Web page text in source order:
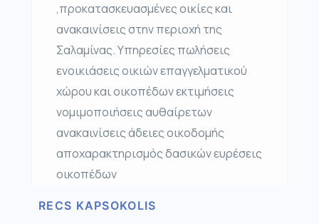
,προκατασκευασμένες οικίες και
ανακαινίσεις στην περιοχή της
Σαλαμίνας. Υπηρεσίες πωλήσεις
ενοικιάσεις οικιών επαγγελματικού
χώρου και οικοπέδων εκτιμήσεις
νομιμοποιήσεις αυθαίρετων
ανακαινίσεις άδειες οικοδομής
αποχαρακτηρισμός δασικών ευρέσεις
οικοπέδων
RECS KAPSOKOLIS